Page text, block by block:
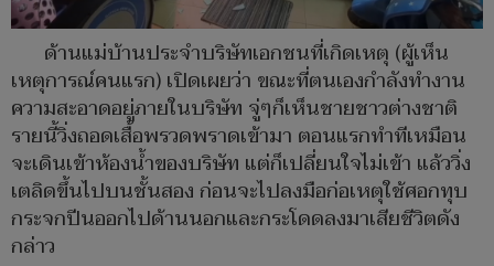
ด้านแม่บ้านประจำบริษัทเอกชนที่เกิดเหตุ (ผู้เห็น
เหตุการณ์คนแรก) เปิดเผยว่า ขณะที่ตนเองกำลังทำงาน
ความสะอาดอยู่ภายในบริษัท จู่ๆก็เห็นชายชาวต่างชาติ
รายนี้วิ่งถอดเสื้อพรวดพราดเข้ามา ตอนแรกทำทีเหมือน
จะเดินเข้าห้องน้ำของบริษัท แต่ก็เปลี่ยนใจไม่เข้า แล้ววิ่ง
เตลิดขึ้นไปบนชั้นสอง ก่อนจะไปลงมือก่อเหตุใช้ศอกทุบ
กระจกปีนออกไปด้านนอกและกระโดดลงมาเสียชีวิตดัง
กล่าว